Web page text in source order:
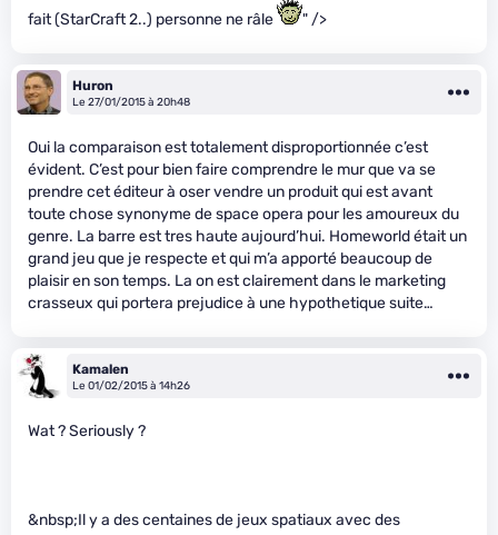
fait (StarCraft 2..) personne ne râle
" />
Huron
Le 27/01/2015 à 20h48
Oui la comparaison est totalement disproportionnée c’est
évident. C’est pour bien faire comprendre le mur que va se
prendre cet éditeur à oser vendre un produit qui est avant
toute chose synonyme de space opera pour les amoureux du
genre. La barre est tres haute aujourd’hui. Homeworld était un
grand jeu que je respecte et qui m’a apporté beaucoup de
plaisir en son temps. La on est clairement dans le marketing
crasseux qui portera prejudice à une hypothetique suite…
Kamalen
Le 01/02/2015 à 14h26
Wat ? Seriously ?
&nbsp;Il y a des centaines de jeux spatiaux avec des